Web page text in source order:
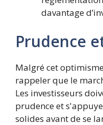
davantage
Prudence
Malgré cet
rappeler que le
Les investisseurs
prudence et
solides avant de se